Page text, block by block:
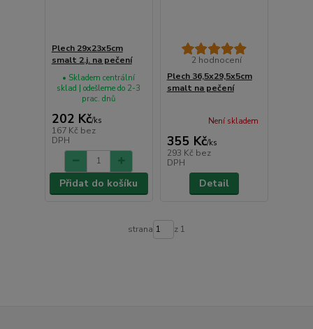
Plech 29x23x5cm
smalt 2.j. na pečení
202 Kč/ks
167 Kč bez
DPH
• Skladem centrální
sklad | odešleme do 2-3
prac. dnů
Přidat do košíku
2 hodnocení
Plech 36,5x29,5x5cm
smalt na pečení
355 Kč/ks
293 Kč bez
DPH
Není skladem
Detail
strana z 1